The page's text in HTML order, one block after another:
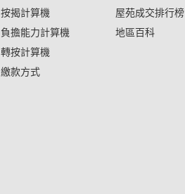
按揭計算機
負擔能力計算機
轉按計算機
繳款方式
屋苑成交排行榜
地區百科